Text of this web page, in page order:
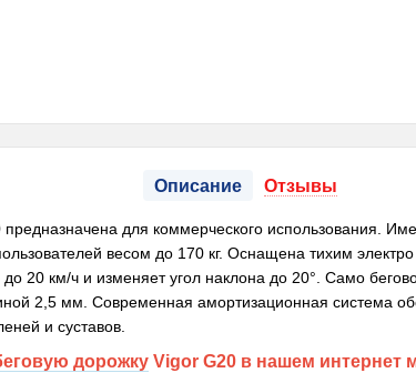
Описание Отзывы
для коммерческого использования.
весом до 170 кг. Оснащена тихим
до 20 км/ч и изменяет угол наклона до 20°. Само
2,5 мм. Современная амортизационная система
и суставов.
дорожкуVigor G20 в нашем интернет